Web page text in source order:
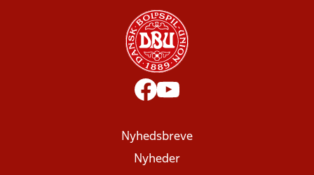
Nyhedsbreve
Nyheder